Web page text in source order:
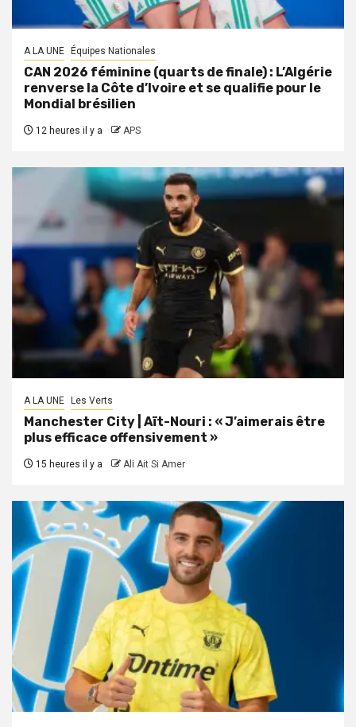
A LA UNE Équipes Nationales
CAN 2026 féminine (quarts de finale) : L’Algérie
renverse la Côte d’Ivoire et se qualifie pour le
Mondial brésilien
12 heures il y a APS
A LA UNE Les Verts
Manchester City | Aït-Nouri : « J’aimerais être
plus efficace offensivement »
15 heures il y a Ali Ait Si Amer